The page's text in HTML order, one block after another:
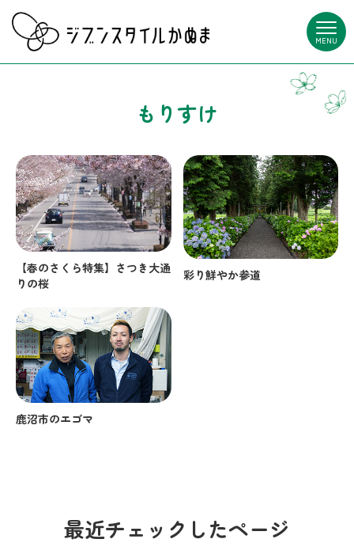
MENU
もりすけ
【春のさくら特集】さつき大通
りの桜
彩り鮮やか参道
鹿沼市のエゴマ
最近チェックしたページ